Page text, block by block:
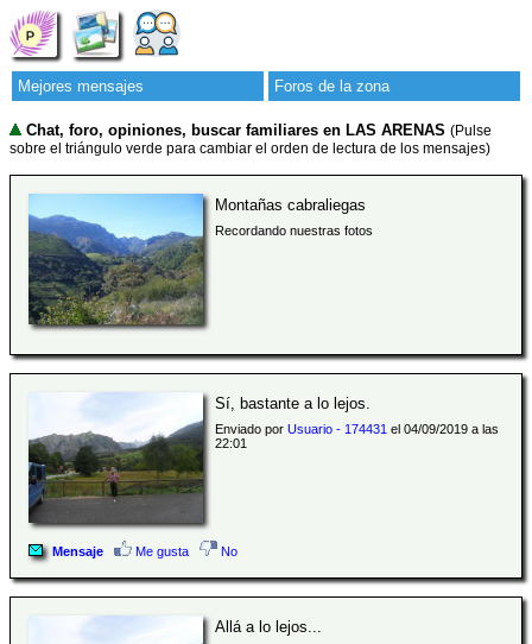
Mejores mensajes Foros de la zona
Chat, foro, opiniones, buscar familiares en LAS ARENAS (Pulse
sobre el triángulo verde para cambiar el orden de lectura de los mensajes)
Montañas cabraliegas
Recordando nuestras fotos
Sí, bastante a lo lejos.
Enviado por Usuario - 174431 el 04/09/2019 a las
22:01
Mensaje Me gusta No
Allá a lo lejos...